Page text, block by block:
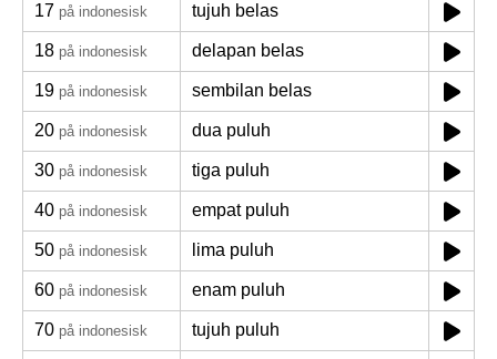
17 på indonesisk tujuh belas
18 på indonesisk delapan belas
19 på indonesisk sembilan belas
20 på indonesisk dua puluh
30 på indonesisk tiga puluh
40 på indonesisk empat puluh
50 på indonesisk lima puluh
60 på indonesisk enam puluh
70 på indonesisk tujuh puluh